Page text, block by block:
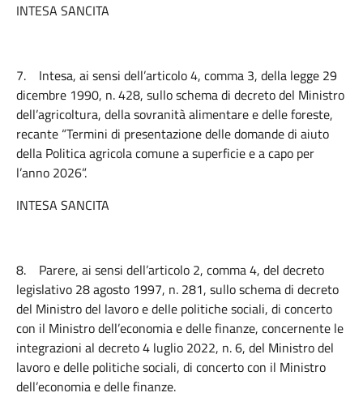
INTESA SANCITA
7. Intesa, ai sensi dell’articolo 4, comma 3, della legge 29
dicembre 1990, n. 428, sullo schema di decreto del Ministro
dell’agricoltura, della sovranità alimentare e delle foreste,
recante “Termini di presentazione delle domande di aiuto
della Politica agricola comune a superficie e a capo per
l’anno 2026”.
INTESA SANCITA
8. Parere, ai sensi dell’articolo 2, comma 4, del decreto
legislativo 28 agosto 1997, n. 281, sullo schema di decreto
del Ministro del lavoro e delle politiche sociali, di concerto
con il Ministro dell’economia e delle finanze, concernente le
integrazioni al decreto 4 luglio 2022, n. 6, del Ministro del
lavoro e delle politiche sociali, di concerto con il Ministro
dell’economia e delle finanze.